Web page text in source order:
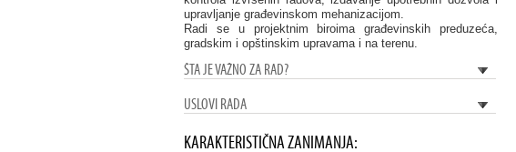
upravljanje građevinskom mehanizacijom.
Radi se u projektnim biroima građevinskih preduzeća,
gradskim i opštinskim upravama i na terenu.
ŠTA JE VAŽNO ZA RAD?
USLOVI RADA
KARAKTERISTIČNA ZANIMANJA: